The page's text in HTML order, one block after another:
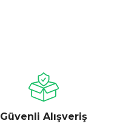
Güvenli Alışveriş